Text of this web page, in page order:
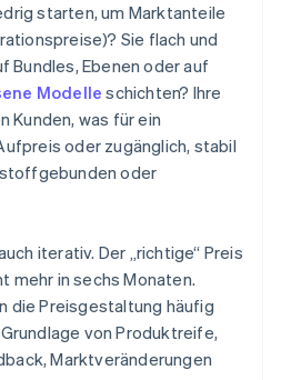
starten, um Marktanteile
Sie flach und
Bundles, Ebenen oder auf
Modelle schichten? Ihre
Kunden, was für ein
oder zugänglich, stabil
oder
iterativ. Der „richtige“ Preis
mehr in sechs Monaten.
die Preisgestaltung häufig
von Produktreife,
Marktveränderungen